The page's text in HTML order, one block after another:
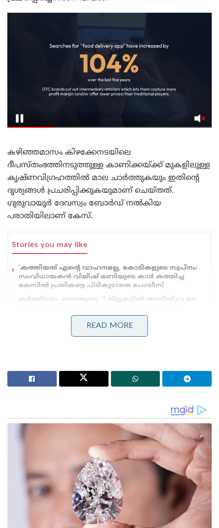
കഴിഞ്ഞമാസം കിഴക്കേനടയിലെ
ദീപസ്തംഭത്തിനടുത്തുള്ള കാണിക്കയ്ക്ക് മുകളിലുള്ള
കൃഷ്ണവിഗ്രഹത്തിൽ മാല ചാർത്തുകയും ഇതിന്റെ
ദൃശ്യങ്ങൾ പ്രചരിപ്പിക്കുകയുമാണ് ചെയ്തത്.
ഗുരുവായൂർ ദേവസ്വം ബോർഡ് നൽകിയ
പരാതിയിലാണ് കേസ്.
Stories you may like
‘കത്തിയത് എന്റെ വാഹനമല്ല, കോടികളുടെ സ്വപ്നം:
സംവിധായകൻ വിജീഷ് മണിയുടെ കാർ കത്തിച്ച
കേസിൽ പ്രതികളെ പിടികൂടാതെ പോലീസ്
കർക്കിടകം കനക്കുന്നു, 3 ജില്ലകളിൽ അതിതീവ്ര മഴ;
അലർട്ടിൽ!’: വരും മണിക്കൂറുകളിൽ പ്രളയസാധ്യത
മാധ്യമങ്ങളിൽ പങ്കുവെച്ച് പ്രചരിപ്പിച്ചിരുന്നു.
സംഭവത്തിൽ ഗുരുവായൂർ ക്ഷേത്രം നൽകിയ
സ്വീകരിക്കുകയായിരുന്നു. ക്ഷേത്രങ്ങൾ ഭക്തർക്കുള്ള
ഇടമാണ്. അവിടെവെച്ച് ഇത്തരത്തിൽ
ചിത്രങ്ങളെടുത്ത് സാമൂഹിക മാധ്യമങ്ങളിൽ ഉൾപ്പെടെ
പ്രചരിപ്പിക്കുന്നത് അംഗീകരിക്കാനാവില്ലെന്നും
ഹൈക്കോടതി നിലപാടെടുത്തിരുന്നു. ഇത്
മറികടന്നാണ് വീണ്ടും ജസ്‌നയുടെ പ്രവൃത്തികൾ.
guruvayoor jasna salim
READ MORE